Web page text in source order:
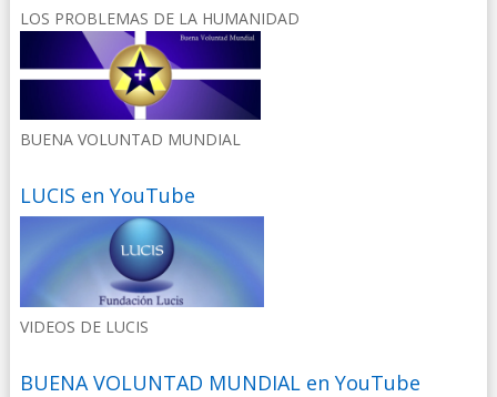
LOS PROBLEMAS DE LA HUMANIDAD
BUENA VOLUNTAD MUNDIAL
LUCIS en YouTube
VIDEOS DE LUCIS
BUENA VOLUNTAD MUNDIAL en YouTube